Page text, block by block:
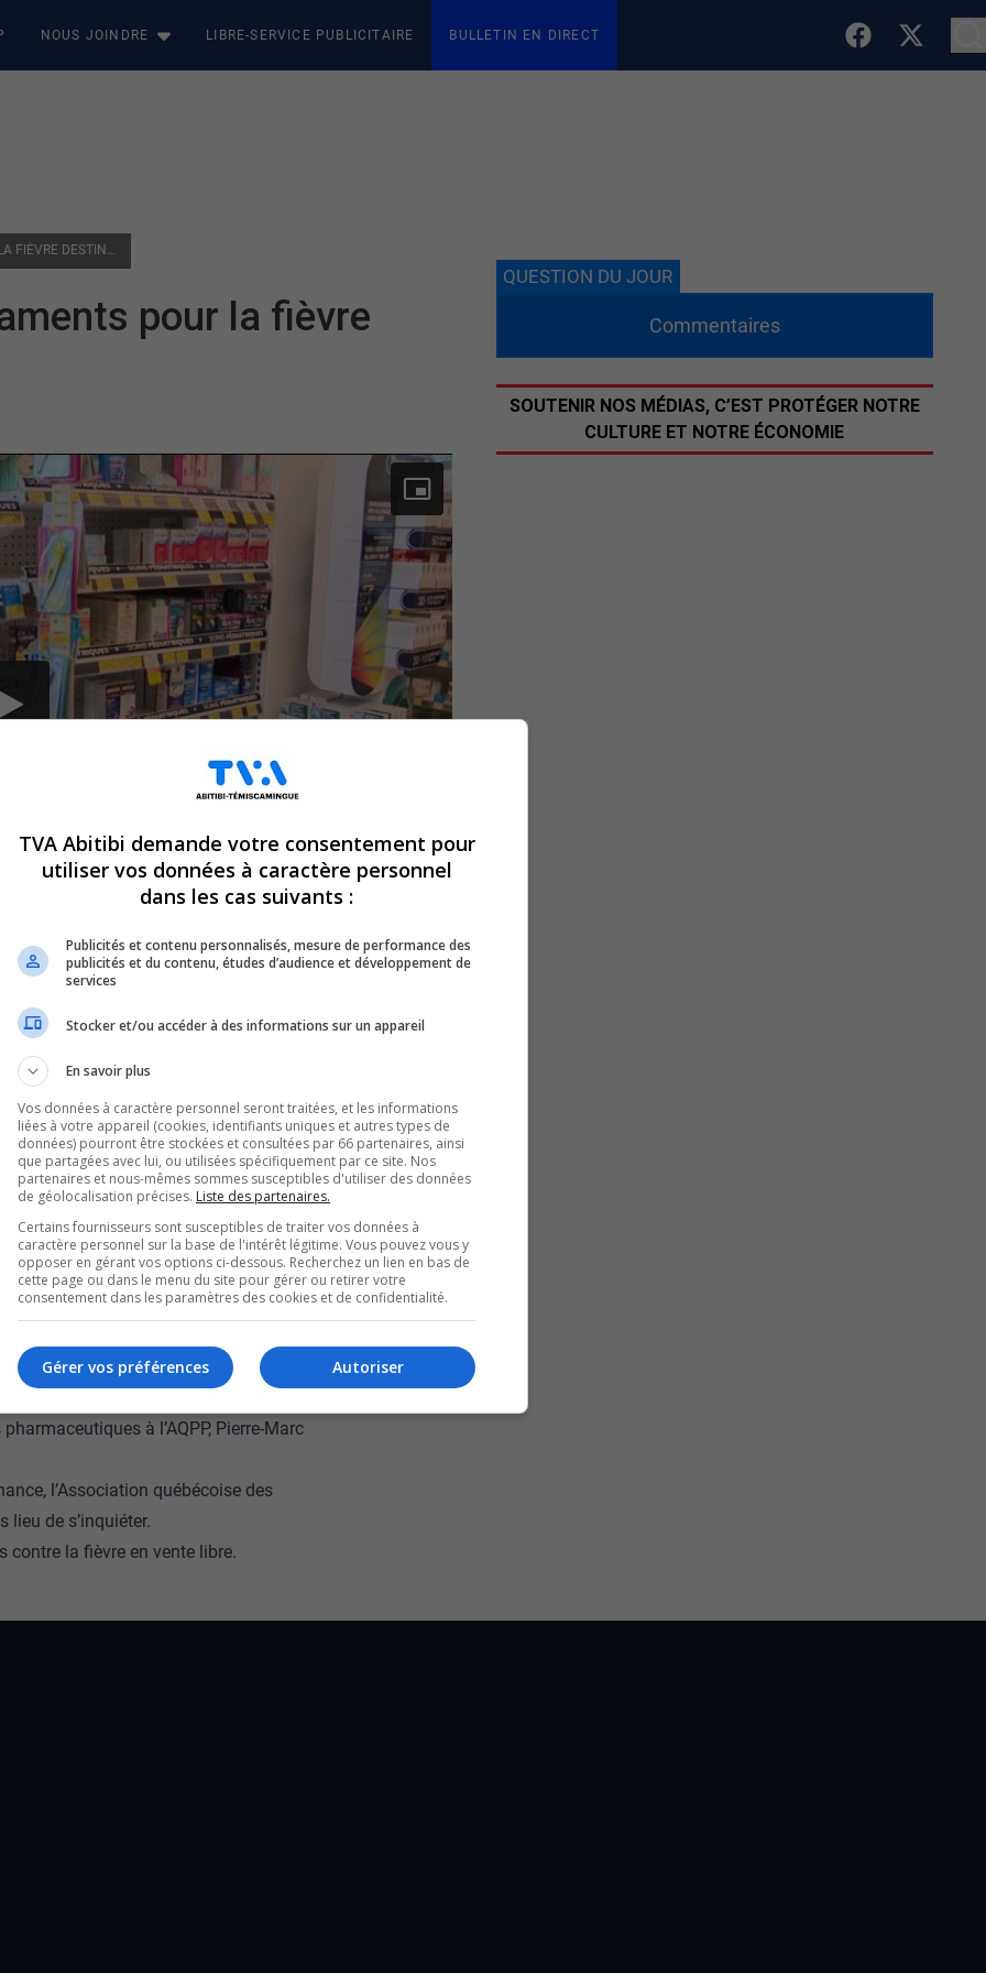
NOUS JOINDRE LIBRE-SERVICE PUBLICITAIRE BULLETIN EN DIRECT
SANTÉ : PÉNURIE DE MÉDICAMENTS POUR LA FIÈVRE DESTINÉS AUX ENFANTS
pour la fièvre
des
pour leur enfant
des pharmacies de
au cours des derniers mois a augmenté
des pharmaciens propriétaires.
chez Uniprix à Rouyn-Noranda, ce qui
cette situation, c’est de consulter un
des prochains mois, mentionne le
à l’AQPP, Pierre-Marc
l’Association québécoise des
lieu de s’inquiéter.
contre la fièvre en vente libre.
QUESTION DU JOUR
Commentaires
SOUTENIR NOS MÉDIAS, C’EST PROTÉGER NOTRE
CULTURE ET NOTRE ÉCONOMIE
TVA Abitibi demande votre consentement pour
utiliser vos données à caractère personnel
dans les cas suivants :
Publicités et contenu personnalisés, mesure de performance des
publicités et du contenu, études d’audience et développement de
services
Stocker et/ou accéder à des informations sur un appareil
En savoir plus
Vos données à caractère personnel seront traitées, et les informations
liées à votre appareil (cookies, identifiants uniques et autres types de
données) pourront être stockées et consultées par 66 partenaires, ainsi
que partagées avec lui, ou utilisées spécifiquement par ce site. Nos
partenaires et nous-mêmes sommes susceptibles d'utiliser des données
de géolocalisation précises. Liste des partenaires.
Certains fournisseurs sont susceptibles de traiter vos données à
caractère personnel sur la base de l'intérêt légitime. Vous pouvez vous y
opposer en gérant vos options ci-dessous. Recherchez un lien en bas de
cette page ou dans le menu du site pour gérer ou retirer votre
consentement dans les paramètres des cookies et de confidentialité.
Autoriser
Gérer vos préférences